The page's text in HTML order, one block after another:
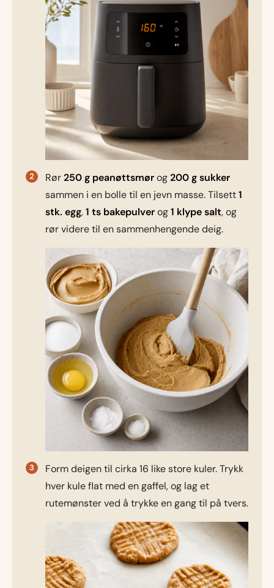
Rør250 g peanøttsmørog200 g sukker
sammen i en bolle til en jevn masse. Tilsett1
stk. egg,1 ts bakepulverog1 klypesalt, og
rør videre til en sammenhengende deig.
Form deigen til cirka 16 like store kuler. Trykk
hver kule flat med en gaffel, og lag et
rutemønster ved å trykke en gang til på tvers.